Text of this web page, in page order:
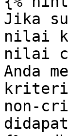
Jika
nilai
nilai
Anda
non-